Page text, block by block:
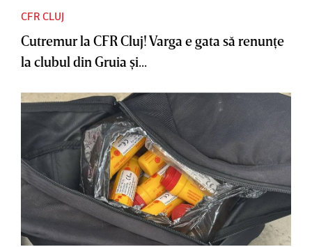
CFR CLUJ
Cutremur la CFR Cluj! Varga e gata să renunţe
la clubul din Gruia şi...